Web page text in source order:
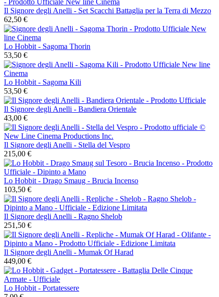
Il Signore degli Anelli - Set Scacchi Battaglia per la Terra di Mezzo
62,50 €
Lo Hobbit - Sagoma Thorin
53,50 €
Lo Hobbit - Sagoma Kili
53,50 €
Il Signore degli Anelli - Bandiera Orientale
43,00 €
Il Signore degli Anelli - Stella del Vespro
215,00 €
Lo Hobbit - Drago Smaug - Brucia Incenso
103,50 €
Il Signore degli Anelli - Ragno Shelob
251,50 €
Il Signore degli Anelli - Mumak Of Harad
449,00 €
Lo Hobbit - Portatessere